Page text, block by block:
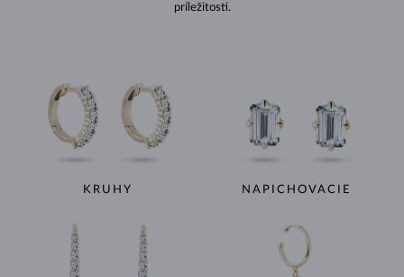
príležitosti.
KRUHY NAPICHOVACIE